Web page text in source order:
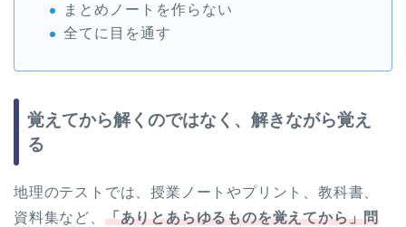
まとめノートを作らない
全てに目を通す
覚えてから解くのではなく、解きながら覚え
る
地理のテストでは、授業ノートやプリント、教科書、
資料集など、 「ありとあらゆるものを覚えてから」問